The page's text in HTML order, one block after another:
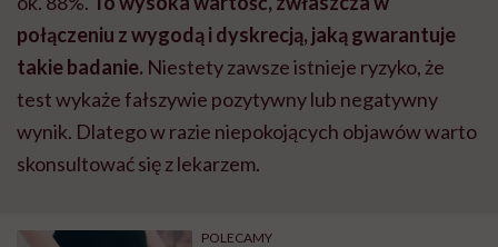
połączeniu z wygodą i dyskrecją, jaką gwarantuje
takie badanie. Niestety zawsze istnieje ryzyko, że
test wykaże fałszywie pozytywny lub negatywny
wynik. Dlatego w razie niepokojących objawów warto
skonsultować się z lekarzem.
POLECAMY